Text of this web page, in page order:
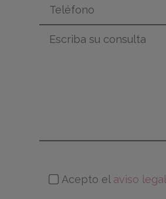
Acepto el aviso legal